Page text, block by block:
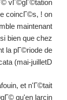
vГ©gГ©tation
coincГ©s, ! on
maintenant
bien que chez
la pГ©riode de
(mai-juilletD
et n'Г©tait
qu'en larcin